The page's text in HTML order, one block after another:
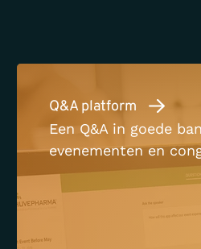
Q&A platform
Een Q&A in goede
evenementen en